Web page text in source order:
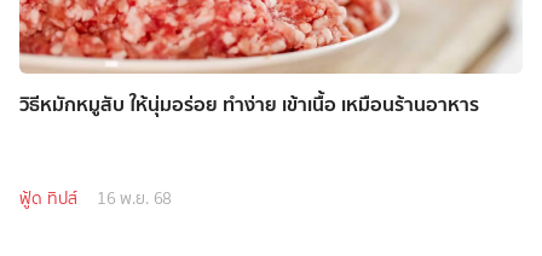
วิธีหมักหมูสับ ให้นุ่มอร่อย ทำง่าย เข้าเนื้อ เหมือนร้านอาหาร
ฟู้ด ทิปส์ 16 พ.ย. 68